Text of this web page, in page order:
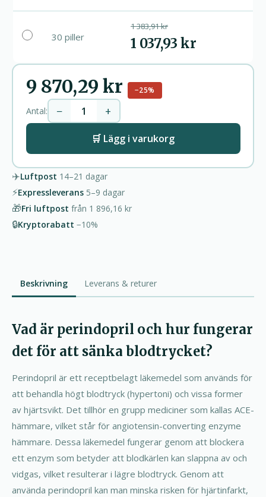
30 piller
1 383,91 kr
1 037,93 kr
9 870,29 kr −25%
Antal: − +
🛒 Lägg i varukorg
✈️Luftpost 14–21 dagar
⚡Expressleverans 5–9 dagar
🎁Fri luftpost från 1 896,16 kr
🔒Kryptorabatt −10%
Beskrivning Leverans & returer
Vad är perindopril och hur fungerar
det för att sänka blodtrycket?
Perindopril är ett receptbelagt läkemedel som används för
att behandla högt blodtryck (hypertoni) och vissa former
av hjärtsvikt. Det tillhör en grupp mediciner som kallas ACE-
hämmare, vilket står för angiotensin-converting enzyme
hämmare. Dessa läkemedel fungerar genom att blockera
ett enzym som betyder att blodkärlen kan slappna av och
vidgas, vilket resulterar i lägre blodtryck. Genom att
använda perindopril kan man minska risken för hjärtinfarkt,